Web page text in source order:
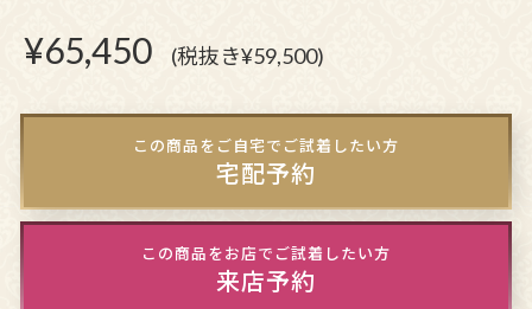
¥65,450 (税抜き¥59,500)
この商品をご自宅でご試着したい方
宅配予約
この商品をお店でご試着したい方
来店予約